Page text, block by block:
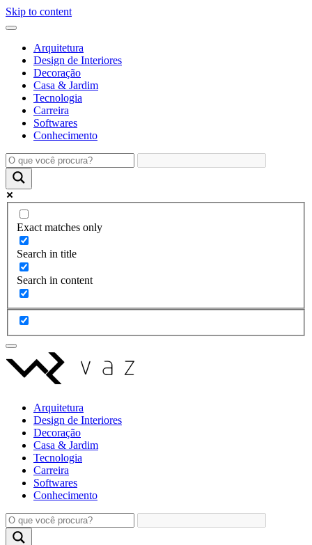
Skip to content
Arquitetura
Design de Interiores
Decoração
Casa & Jardim
Tecnologia
Carreira
Softwares
Conhecimento
Exact matches only
Search in title
Search in content
Arquitetura
Design de Interiores
Decoração
Casa & Jardim
Tecnologia
Carreira
Softwares
Conhecimento